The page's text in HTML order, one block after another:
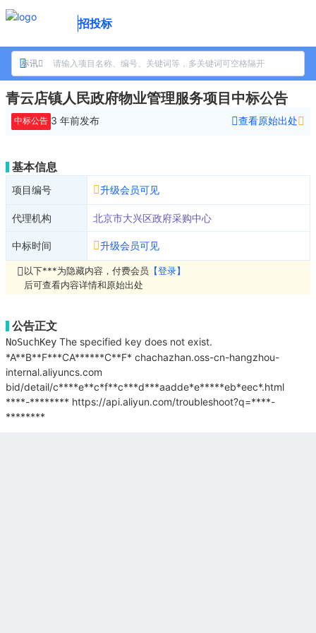
招投标
标讯
青云店镇人民政府物业管理服务项目中标公告
中标公告 3 年前发布 查看原始出处
基本信息
项目编号 升级会员可见
代理机构 北京市大兴区政府采购中心
中标时间 升级会员可见
以下***为隐藏内容，付费会员 【登录】
后可查看内容详情和原始出处
公告正文
NoSuchKey The specified key does not exist.
*A**B**F***CA******C**F* chachazhan.oss-cn-hangzhou-
internal.aliyuncs.com
bid/detail/c****e**c*f**c***d***aadde*e*****eb*eec*.html
****-******** https://api.aliyun.com/troubleshoot?q=****-
********